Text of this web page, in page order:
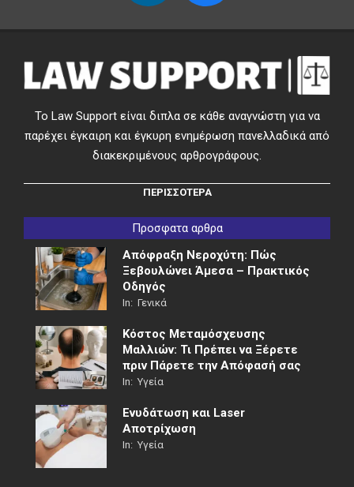
Το Law Support είναι διπλα σε κάθε αναγνώστη για να
παρέχει έγκαιρη και έγκυρη ενημέρωση πανελλαδικά από
διακεκριμένους αρθρογράφους.
ΠΕΡΙΣΣΟΤΕΡΑ
Προσφατα αρθρα
Απόφραξη Νεροχύτη: Πώς
Ξεβουλώνει Άμεσα – Πρακτικός
Οδηγός
In: Γενικά
Κόστος Μεταμόσχευσης
Μαλλιών: Τι Πρέπει να Ξέρετε
πριν Πάρετε την Απόφασή σας
In: Υγεία
Ενυδάτωση και Laser
Αποτρίχωση
In: Υγεία